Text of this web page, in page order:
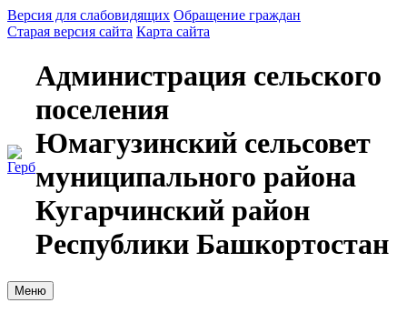
Версия для слабовидящих Обращение граждан
Старая версия сайта Карта сайта
Администрация сельского
поселения
Юмагузинский сельсовет
муниципального района
Кугарчинский район
Республики Башкортостан
Меню